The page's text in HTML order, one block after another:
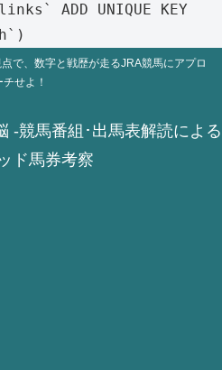
ADD UNIQUE KEY
で、数字と戦歴が走るJRA競馬にアプロ
チせよ！
-競馬番組･出馬表解読による
ド馬券考察